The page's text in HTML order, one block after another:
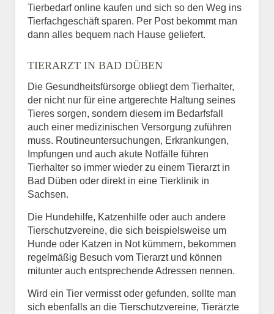
Tierbedarf online kaufen und sich so den Weg ins
Tierfachgeschäft sparen. Per Post bekommt man
dann alles bequem nach Hause geliefert.
TIERARZT IN BAD DÜBEN
Die Gesundheitsfürsorge obliegt dem Tierhalter,
der nicht nur für eine artgerechte Haltung seines
Tieres sorgen, sondern diesem im Bedarfsfall
auch einer medizinischen Versorgung zuführen
muss. Routineuntersuchungen, Erkrankungen,
Impfungen und auch akute Notfälle führen
Tierhalter so immer wieder zu einem Tierarzt in
Bad Düben oder direkt in eine Tierklinik in
Sachsen.
Die Hundehilfe, Katzenhilfe oder auch andere
Tierschutzvereine, die sich beispielsweise um
Hunde oder Katzen in Not kümmern, bekommen
regelmäßig Besuch vom Tierarzt und können
mitunter auch entsprechende Adressen nennen.
Wird ein Tier vermisst oder gefunden, sollte man
sich ebenfalls an die Tierschutzvereine, Tierärzte